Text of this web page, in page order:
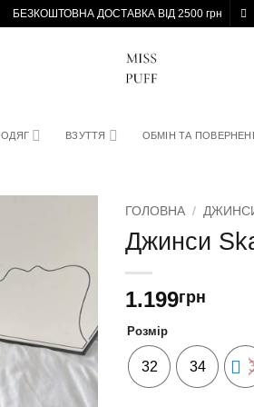
БЕЗКОШТОВНА ДОСТАВКА ВІД 2500 грн
ОДЯГ ВЗУТТЯ ОБМІН ТА
ГОЛОВНА /
Джинси
1.199грн
Розмір
32 34